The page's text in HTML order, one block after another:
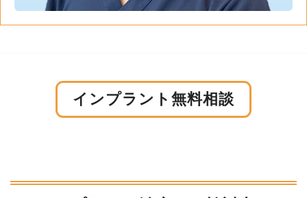
インプラント無料相談